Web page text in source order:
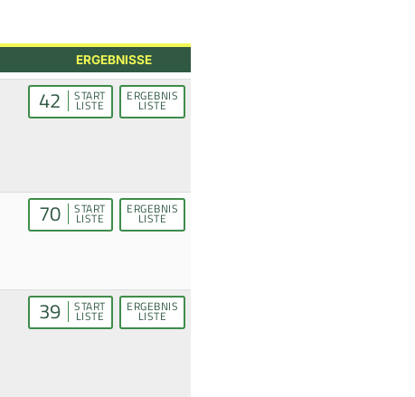
ERGEBNISSE
42 START
LISTE
ERGEBNIS
LISTE
70 START
LISTE
ERGEBNIS
LISTE
39 START
LISTE
ERGEBNIS
LISTE